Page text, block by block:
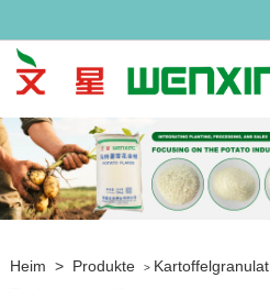
Heim > Produkte > Kartoffelgranulat